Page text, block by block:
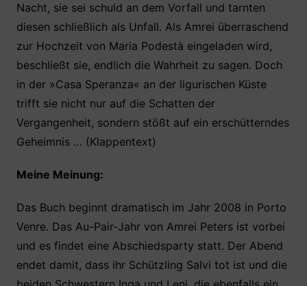
Nacht, sie sei schuld an dem Vorfall und tarnten
diesen schließlich als Unfall. Als Amrei überraschend
zur Hochzeit von Maria Podestà eingeladen wird,
beschließt sie, endlich die Wahrheit zu sagen. Doch
in der »Casa Speranza« an der ligurischen Küste
trifft sie nicht nur auf die Schatten der
Vergangenheit, sondern stößt auf ein erschütterndes
Geheimnis … (Klappentext)
Meine Meinung:
Das Buch beginnt dramatisch im Jahr 2008 in Porto
Venre. Das Au-Pair-Jahr von Amrei Peters ist vorbei
und es findet eine Abschiedsparty statt. Der Abend
endet damit, dass ihr Schützling Salvi tot ist und die